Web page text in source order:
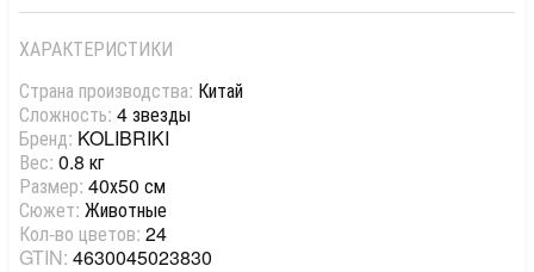
ХАРАКТЕРИСТИКИ
Страна производства: Китай
Сложность: 4 звезды
Бренд: KOLIBRIKI
Вес: 0.8 кг
Размер: 40х50 см
Сюжет: Животные
Кол-во цветов: 24
GTIN: 4630045023830